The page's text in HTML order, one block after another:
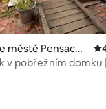
městě Pensacol
v pobřežním domku